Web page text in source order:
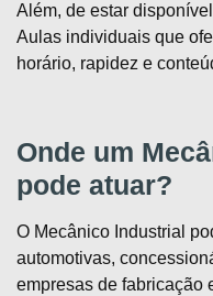
Além, de estar
Aulas individuais que
horário, rapidez e
Onde um
pode atuar?
O Mecânico Industrial
automotivas,
empresas de fabricação